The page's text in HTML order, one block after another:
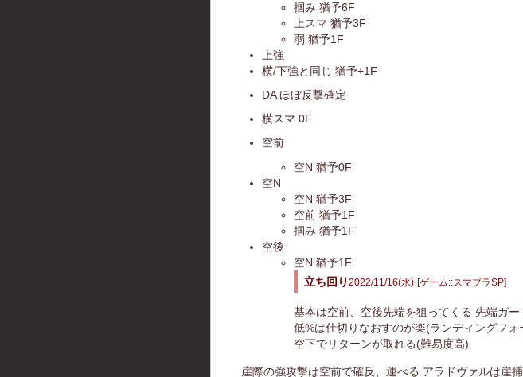
掴み 猶予6F
上スマ 猶予3F
弱 猶予1F
上強
横/下強と同じ 猶予+1F
DA ほぼ反撃確定
横スマ 0F
空前
空N 猶予0F
空N
空N 猶予3F
空前 猶予1F
掴み 猶予1F
空後
空N 猶予1F
立ち回り 2022/11 /16(水) ゲーム::スマブラSP
基本は空前、空後先端を狙ってくる 先端ガ
低%は仕切りなおすのが楽(ランディングフ
空下でリターンが取れる(難易度高)
崖際の強攻撃は空前で確反、運べる アラドヴァルは崖